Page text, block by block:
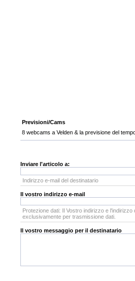
Previsioni/Cams
8 webcams a Velden & la previsione del
Inviare l'articolo a:
Indirizzo e-mail del destinatario
Il vostro indirizzo e-mail
Protezione dati: Il Vostro indirizzo e
exclusivamente per trasmissione dati.
Il vostro messaggio per il destinatario